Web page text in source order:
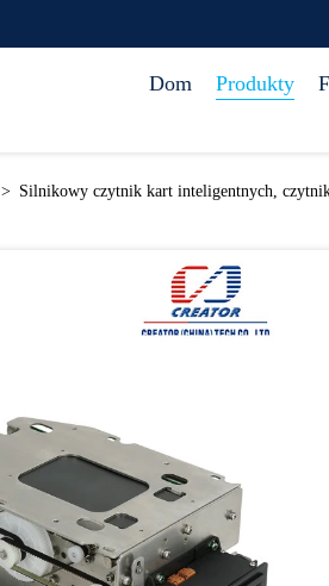
Dom Produkty
> Silnikowy czytnik kart inteligentnych,